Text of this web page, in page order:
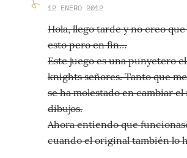
12 ENERO 2012
Hola, llego tarde y no creo
esto pero en fin…
Este juego es una punyetero
knights señores. Tanto que
se ha molestado en cambiar el
dibujos.
Ahora entiendo que
cuando el original también lo